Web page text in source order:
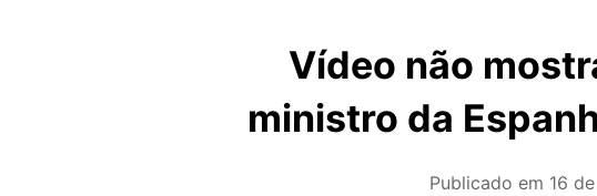
Vídeo não
ministro da
Publicado em 16